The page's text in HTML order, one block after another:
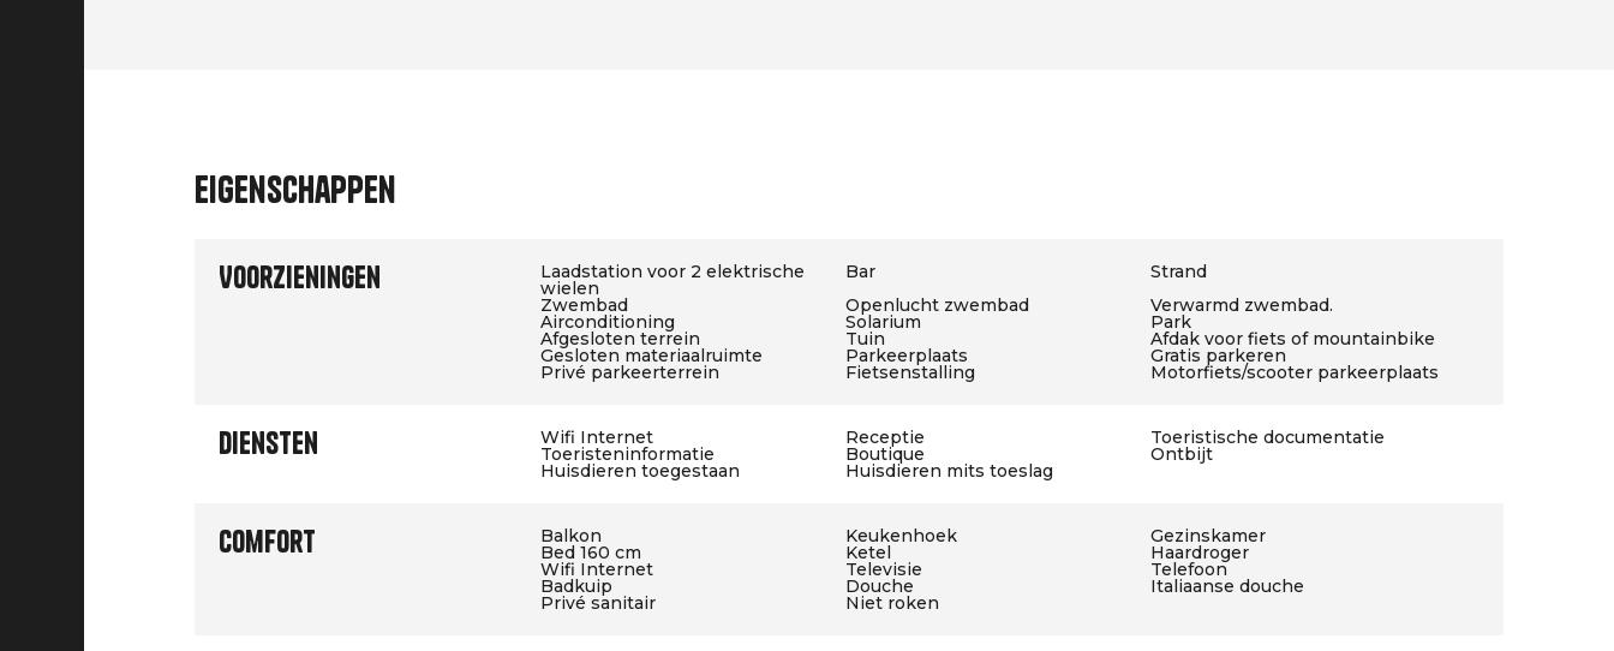
Eigenschappen
Voorzieningen Laadstation voor 2 elektrische
wielen
Bar
Strand
Zwembad
Openlucht zwembad Verwarmd zwembad.
Airconditioning Solarium Park
Afgesloten terrein Tuin Afdak voor fiets of mountainbike
Gesloten materiaalruimte Parkeerplaats Gratis parkeren
Privé parkeerterrein Fietsenstalling Motorfiets/scooter parkeerplaats
Diensten Wifi Internet Receptie Toeristische documentatie
Toeristeninformatie Boutique Ontbijt
Huisdieren toegestaan Huisdieren mits toeslag
Comfort Balkon Keukenhoek Gezinskamer
Bed 160 cm Ketel Haardroger
Wifi Internet Televisie Telefoon
Badkuip Douche Italiaanse douche
Privé sanitair Niet roken